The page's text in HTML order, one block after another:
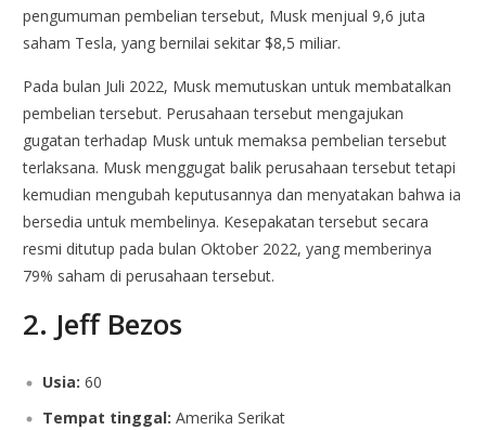
pengumuman pembelian tersebut, Musk menjual 9,6 juta
saham Tesla, yang bernilai sekitar $8,5 miliar.
Pada bulan Juli 2022, Musk memutuskan untuk membatalkan
pembelian tersebut. Perusahaan tersebut mengajukan
gugatan terhadap Musk untuk memaksa pembelian tersebut
terlaksana. Musk menggugat balik perusahaan tersebut tetapi
kemudian mengubah keputusannya dan menyatakan bahwa ia
bersedia untuk membelinya. Kesepakatan tersebut secara
resmi ditutup pada bulan Oktober 2022, yang memberinya
79% saham di perusahaan tersebut.
2. Jeff Bezos
Usia: 60
Tempat tinggal: Amerika Serikat